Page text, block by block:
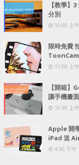
【教學
分別
10:00 上午
限時免費
11:00 上午
【開箱
讓手機畫
10:30 上午
Apple 開
iPad 送
4:30 下午